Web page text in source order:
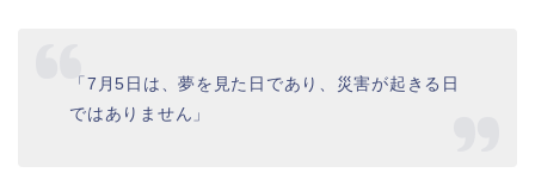
「7月5日は、夢を見た日であり、災害が起きる日
ではありません」